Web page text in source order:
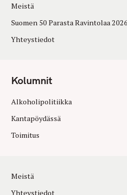
Meistä
Suomen 50 Parasta Ravintolaa 2026
Yhteystiedot
Kolumnit
Alkoholipolitiikka
Kantapöydässä
Toimitus
Meistä
Yhteystiedot